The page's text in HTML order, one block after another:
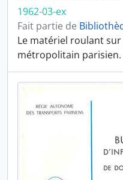
1962-03-ex
Fait partie de
Le matériel roulant
métropolitain parisien.